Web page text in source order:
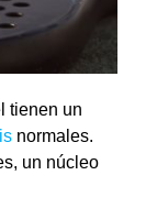
tienen un
normales.
un núcleo